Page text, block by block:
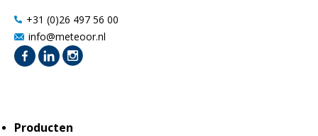
+31 (0)26 497 56 00
info@meteoor.nl
Producten